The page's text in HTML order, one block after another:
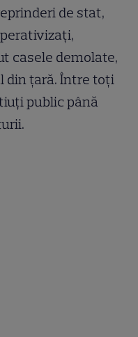
de stat,
casele demolate,
din ţară. Între toţi
public până